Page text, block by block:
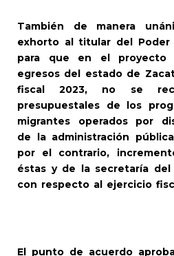
También de manera
exhorto al titular del Poder
para que en el proyecto
egresos del estado de
fiscal 2023, no se
presupuestales de los
migrantes operados por
de la administración
por el contrario,
éstas y de la secretaría del
con respecto al ejercicio
El punto de acuerdo